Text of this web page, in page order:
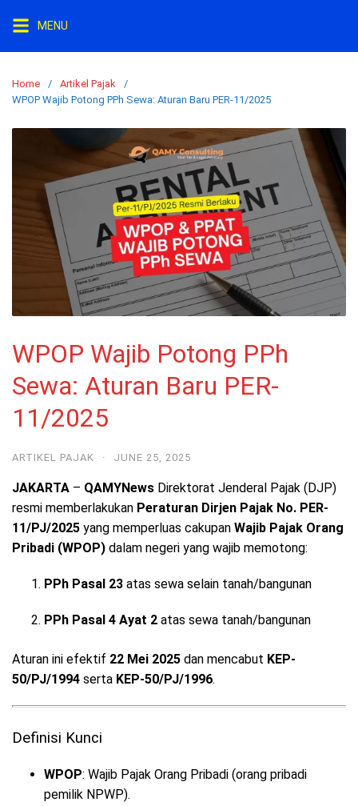
content
MENU
Home
Artikel Pajak
WPOP Wajib Potong PPh Sewa: Aturan Baru PER-11/2025
WPOP Wajib Potong PPh
Sewa: Aturan Baru PER-
11/2025
ARTIKEL PAJAK · JUNE 25, 2025
JAKARTA – QAMYNews Direktorat Jenderal Pajak (DJP)
resmi memberlakukan Peraturan Dirjen Pajak No. PER-
11/PJ/2025 yang memperluas cakupan Wajib Pajak Orang
Pribadi (WPOP) dalam negeri yang wajib memotong:
PPh Pasal 23 atas sewa selain tanah/bangunan
PPh Pasal 4 Ayat 2 atas sewa tanah/bangunan
Aturan ini efektif 22 Mei 2025 dan mencabut KEP-
50/PJ/1994 serta KEP-50/PJ/1996.
Definisi Kunci
WPOP: Wajib Pajak Orang Pribadi (orang pribadi
pemilik NPWP).